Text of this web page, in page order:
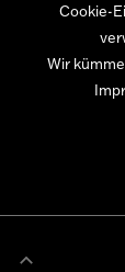
Cookie-
Wir